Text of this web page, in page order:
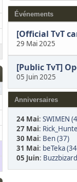
Événements
[Official TvT
29 Mai 2025
[Public TvT]
05 Juin 2025
Anniversaires
24 Mai:SWIMEN
27 Mai:
30 Mai: Ben (37)
31 Mai: beTeka
05 Juin: